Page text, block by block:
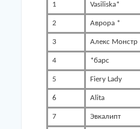
1 Vasiliska*
2 Аврора *
3 Алекс Монстр
4 *барс
5 Fiery Lady
6 Alita
7 Эвкалипт